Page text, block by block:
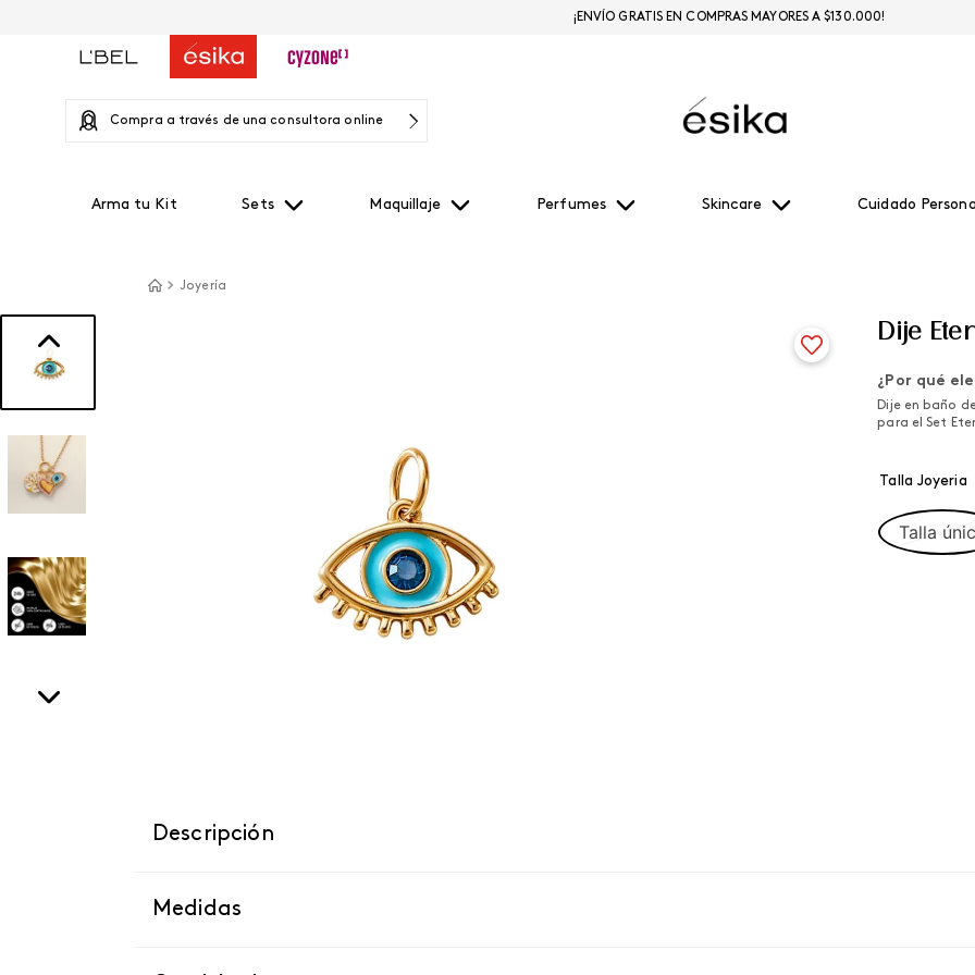
Compra a través de una consultora online
Arma tu Kit Sets Maquillaje Perfumes Skincare Cuidado
¡ENVÍO GRATIS EN COMPRAS MAYORES A $130.000!
Joyería
Dije
¿Por qué
Dije en baño
para el Set
Talla Joyeria
Talla
Descripción
Medidas